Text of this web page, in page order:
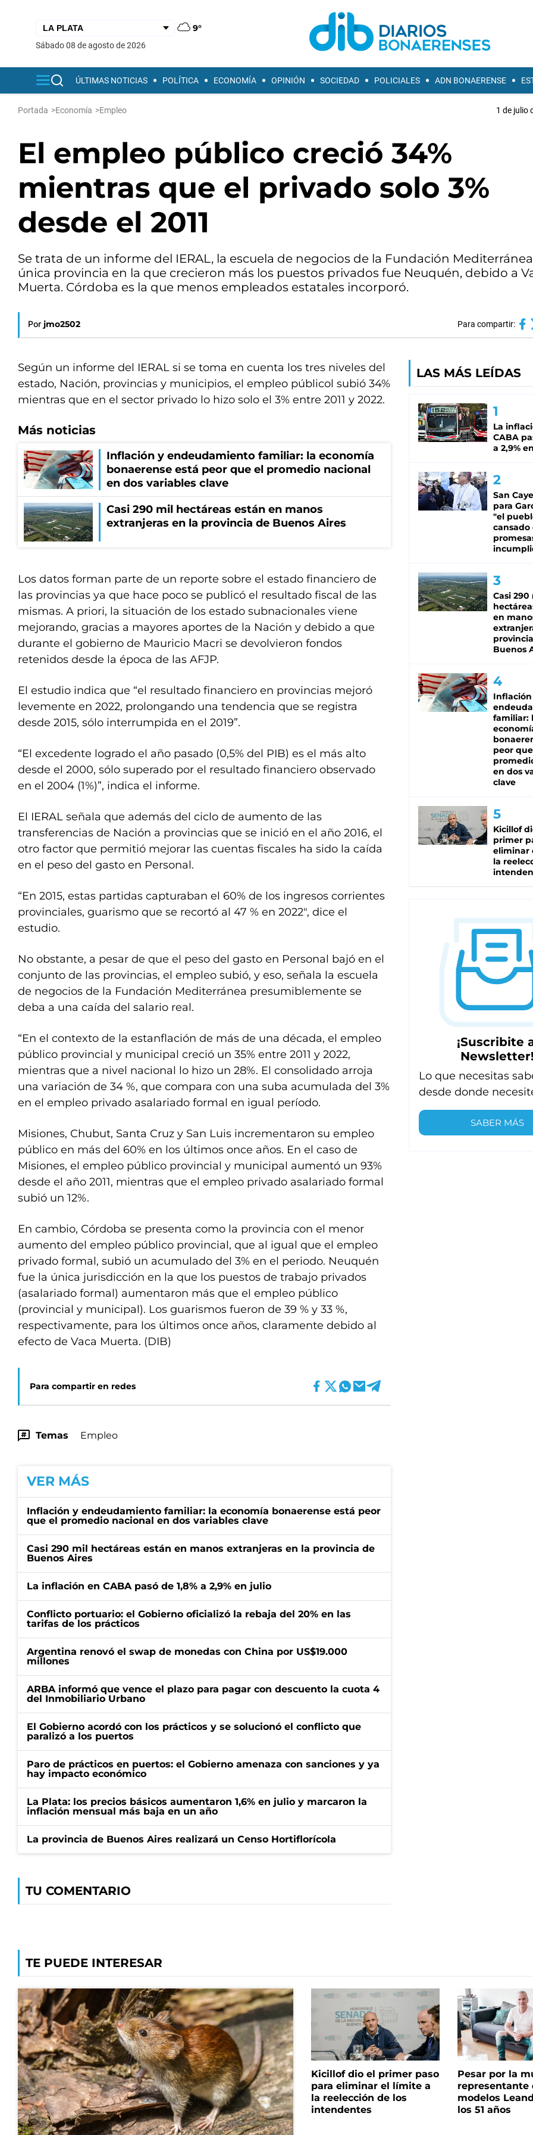
9°
sábado 08 de agosto de 2026
ÚLTIMAS NOTICIAS POLÍTICA ECONOMÍA OPINIÓN SOCIEDAD POLICIALES ADN BONAERENSE
Portada >Economía >Empleo 1 de julio
El empleo público creció 34%
mientras que el privado solo 3%
desde el 2011
Se trata de un informe del IERAL, la escuela de negocios de la Fundación
única provincia en la que crecieron más los puestos privados fue Neuquén, debido a
Muerta. Córdoba es la que menos empleados estatales incorporó.
Por jmo2502 Para compartir:
Según un informe del IERAL si se toma en cuenta los tres niveles del
estado, Nación, provincias y municipios, el empleo públicol subió 34%
mientras que en el sector privado lo hizo solo el 3% entre 2011 y 2022.
Más noticias
Inflación y endeudamiento familiar: la economía
bonaerense está peor que el promedio nacional
en dos variables clave
Casi 290 mil hectáreas están en manos
extranjeras en la provincia de Buenos Aires
Los datos forman parte de un reporte sobre el estado financiero de
las provincias ya que hace poco se publicó el resultado fiscal de las
mismas. A priori, la situación de los estado subnacionales viene
mejorando, gracias a mayores aportes de la Nación y debido a que
durante el gobierno de Mauricio Macri se devolvieron fondos
retenidos desde la época de las AFJP.
El estudio indica que “el resultado financiero en provincias mejoró
levemente en 2022, prolongando una tendencia que se registra
desde 2015, sólo interrumpida en el 2019”.
“El excedente logrado el año pasado (0,5% del PIB) es el más alto
desde el 2000, sólo superado por el resultado financiero observado
en el 2004 (1%)”, indica el informe.
El IERAL señala que además del ciclo de aumento de las
transferencias de Nación a provincias que se inició en el año 2016, el
otro factor que permitió mejorar las cuentas fiscales ha sido la caída
en el peso del gasto en Personal.
“En 2015, estas partidas capturaban el 60% de los ingresos corrientes
provinciales, guarismo que se recortó al 47 % en 2022″, dice el
estudio.
No obstante, a pesar de que el peso del gasto en Personal bajó en el
conjunto de las provincias, el empleo subió, y eso, señala la escuela
de negocios de la Fundación Mediterránea presumiblemente se
deba a una caída del salario real.
“En el contexto de la estanflación de más de una década, el empleo
público provincial y municipal creció un 35% entre 2011 y 2022,
mientras que a nivel nacional lo hizo un 28%. El consolidado arroja
una variación de 34 %, que compara con una suba acumulada del 3%
en el empleo privado asalariado formal en igual período.
Misiones, Chubut, Santa Cruz y San Luis incrementaron su empleo
público en más del 60% en los últimos once años. En el caso de
Misiones, el empleo público provincial y municipal aumentó un 93%
desde el año 2011, mientras que el empleo privado asalariado formal
subió un 12%.
En cambio, Córdoba se presenta como la provincia con el menor
aumento del empleo público provincial, que al igual que el empleo
privado formal, subió un acumulado del 3% en el periodo. Neuquén
fue la única jurisdicción en la que los puestos de trabajo privados
(asalariado formal) aumentaron más que el empleo público
(provincial y municipal). Los guarismos fueron de 39 % y 33 %,
respectivamente, para los últimos once años, claramente debido al
efecto de Vaca Muerta. (DIB)
Para compartir en redes
Temas Empleo
VER MÁS
Inflación y endeudamiento familiar: la economía bonaerense está peor
que el promedio nacional en dos variables clave
Casi 290 mil hectáreas están en manos extranjeras en la provincia de
Buenos Aires
La inflación en CABA pasó de 1,8% a 2,9% en julio
Conflicto portuario: el Gobierno oficializó la rebaja del 20% en las
tarifas de los prácticos
Argentina renovó el swap de monedas con China por US$19.000
millones
ARBA informó que vence el plazo para pagar con descuento la cuota 4
del Inmobiliario Urbano
El Gobierno acordó con los prácticos y se solucionó el conflicto que
paralizó a los puertos
Paro de prácticos en puertos: el Gobierno amenaza con sanciones y ya
hay impacto económico
La Plata: los precios básicos aumentaron 1,6% en julio y marcaron la
inflación mensual más baja en un año
La provincia de Buenos Aires realizará un Censo Hortiflorícola
TU COMENTARIO
LAS MÁS LEÍDAS
La
CABA
a 2,9%
San
para
"el
cansado
Casi 290
en
Buenos
Inflación
familiar:
peor
en dos
clave
Kicillof
primer
eliminar
la
¡Suscribite
Newsletter!
Lo que necesitas
desde donde
SABER MÁS
TE PUEDE INTERESAR
Kicillof dio el primer paso
para eliminar el límite a
la reelección de los
intendentes
Pesar por la
representante
modelos
los 51 años